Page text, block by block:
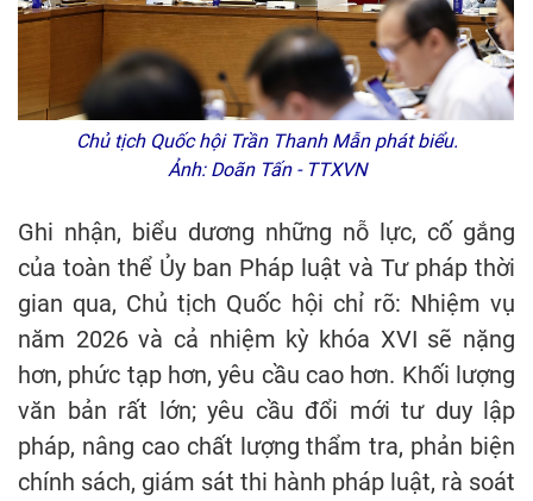
Chủ tịch Quốc hội Trần Thanh Mẫn phát biểu.
Ảnh: Doãn Tấn - TTXVN
Ghi nhận, biểu dương những nỗ lực, cố gắng
của toàn thể Ủy ban Pháp luật và Tư pháp thời
gian qua, Chủ tịch Quốc hội chỉ rõ: Nhiệm vụ
năm 2026 và cả nhiệm kỳ khóa XVI sẽ nặng
hơn, phức tạp hơn, yêu cầu cao hơn. Khối lượng
văn bản rất lớn; yêu cầu đổi mới tư duy lập
pháp, nâng cao chất lượng thẩm tra, phản biện
chính sách, giám sát thi hành pháp luật, rà soát